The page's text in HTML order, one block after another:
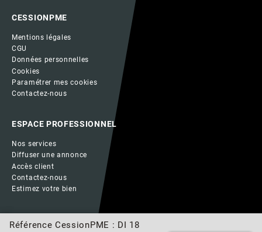
Référence CessionPME : DI 18
CESSIONPME
Mentions légales
CGU
Données personnelles
Cookies
Paramétrer mes cookies
Contactez-nous
ESPACE PROFESSIONNEL
Nos services
Diffuser une annonce
Accès client
Contactez-nous
Estimez votre bien